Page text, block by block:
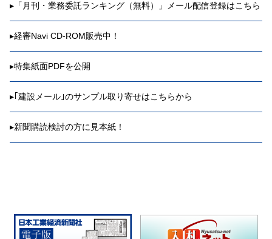
▸ 「月刊・業務委託ランキング（無料）」メール配信登録はこちら
▸経審Navi CD-ROM販売中！
▸特集紙面PDFを公開
▸｢建設メール｣のサンプル取り寄せはこちらから
▸新聞購読検討の方に見本紙！